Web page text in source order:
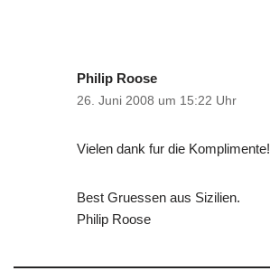
Philip Roose
26. Juni 2008 um 15:22 Uhr
Vielen dank fur die Komplimente!
Best Gruessen aus Sizilien.
Philip Roose